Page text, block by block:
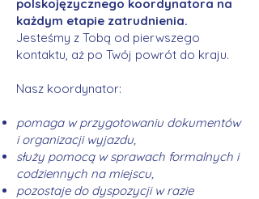
polskojęzycznego koordynatora na
każdym etapie zatrudnienia.
Jesteśmy z Tobą od pierwszego
kontaktu, aż po Twój powrót do kraju.
Nasz koordynator:
pomaga w przygotowaniu dokumentów
i organizacji wyjazdu,
służy pomocą w sprawach formalnych i
codziennych na miejscu,
pozostaje do dyspozycji w razie